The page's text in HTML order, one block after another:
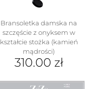
Bransoletka damska na
szczęście z onyksem w
kształcie stożka (kamień
mądrości)
310.00 zł
produkt